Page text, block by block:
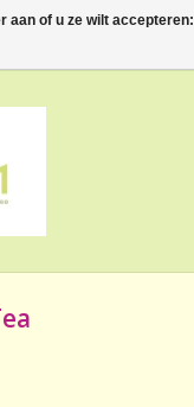
- €--,--
aan of u ze wilt accepteren: